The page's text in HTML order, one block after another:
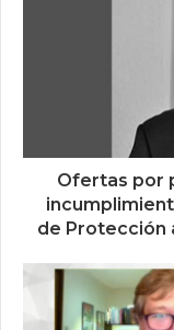
Ofertas por
de Protección